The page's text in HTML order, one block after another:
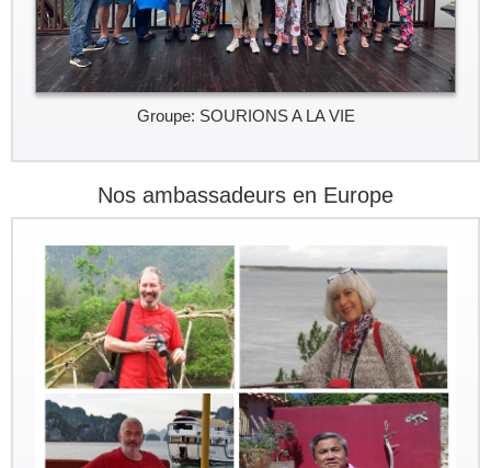
Groupe: SOURIONS A LA VIE
Nos ambassadeurs en Europe